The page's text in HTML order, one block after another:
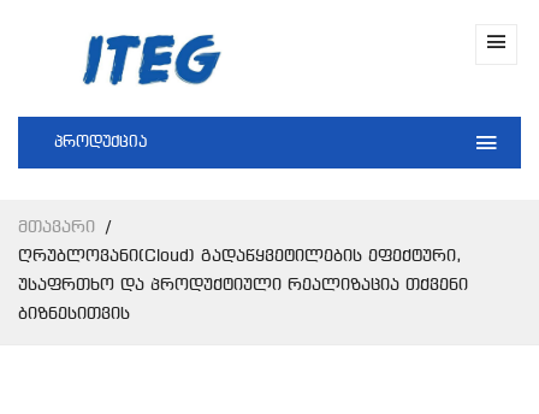
პროდუქცია
Მთავარი
Ღრუბლოვანი(Cloud) Გადაწყვეტილების Ეფექტური,
Უსაფრთხო Და Პროდუქტიული Რეალიზაცია Თქვენი
Ბიზნესითვის